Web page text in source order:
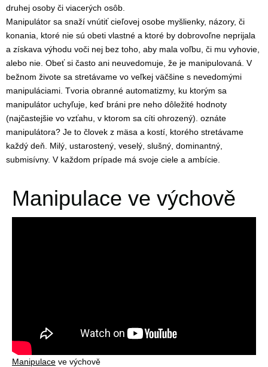
druhej osoby či viacerých osôb.
Manipulátor sa snaží vnútiť cieľovej osobe myšlienky, názory, či
konania, ktoré nie sú obeti vlastné a ktoré by dobrovoľne neprijala
a získava výhodu voči nej bez toho, aby mala voľbu, či mu vyhovie,
alebo nie. Obeť si často ani neuvedomuje, že je manipulovaná. V
bežnom živote sa stretávame vo veľkej väčšine s nevedomými
manipuláciami. Tvoria obranné automatizmy, ku ktorým sa
manipulátor uchyľuje, keď bráni pre neho dôležité hodnoty
(najčastejšie vo vzťahu, v ktorom sa cíti ohrozený). oznáte
manipulátora? Je to človek z mäsa a kostí, ktorého stretávame
každý deň. Milý, ustarostený, veselý, slušný, dominantný,
submisívny. V každom prípade má svoje ciele a ambície.
Manipulace ve výchově
Manipulace ve výchově